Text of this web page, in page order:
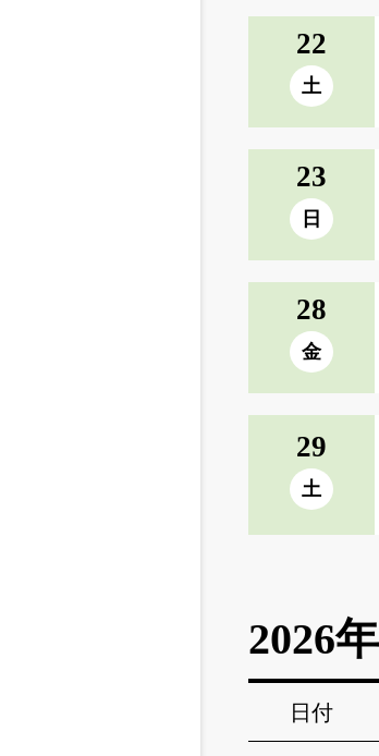
22
土
23
日
28
金
29
土
2026
日付